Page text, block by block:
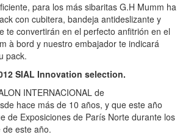
para los más sibaritas G.H Mumm ha
con cubitera, bandeja antideslizante y
te convertirán en el perfecto anfitrión en el
à bord y nuestro embajador te indicará
pack.
SIAL Innovation selection.
INTERNACIONAL de
hace más de 10 años, y que este año
de Exposiciones de París Norte durante los
este año.